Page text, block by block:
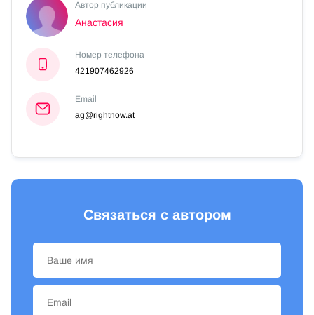
Автор публикации
Анастасия
Номер телефона
421907462926
Email
ag@rightnow.at
Связаться с автором